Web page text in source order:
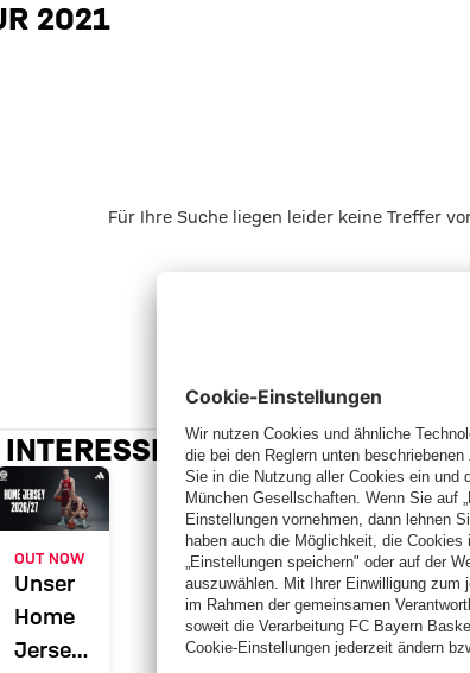
Tour 2021
2021
Für Ihre Suche liegen leider keine Treffer
OUT NOW
Unser
Home
Jersey